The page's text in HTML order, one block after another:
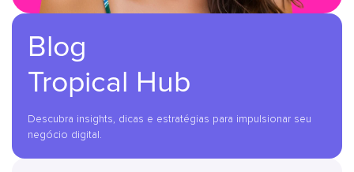
Blog
Tropical Hub
Descubra insights, dicas e estratégias para impulsionar seu
negócio digital.